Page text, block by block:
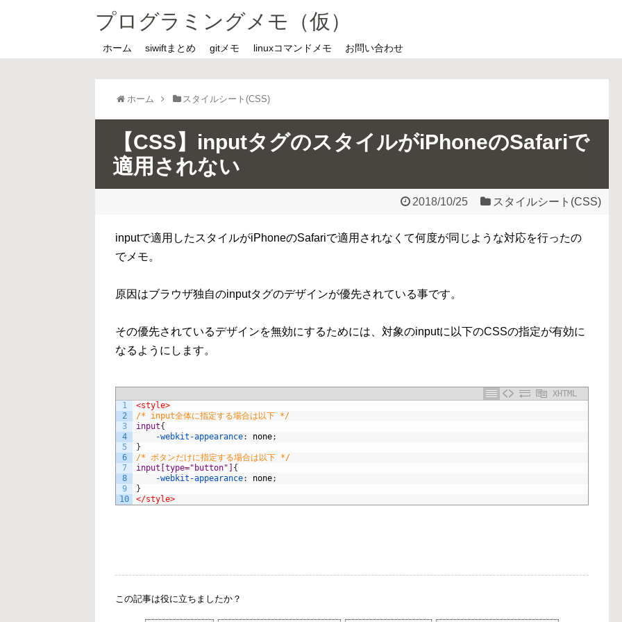
プログラミングメモ（仮）
ホーム siwiftまとめ gitメモ linuxコマンドメモ お問い合わせ
ホーム スタイルシート(CSS)
【CSS】inputタグのスタイルがiPhoneのSafariで
適用されない
2018/10/25 スタイルシート(CSS)
inputで適用したスタイルがiPhoneのSafariで適用されなくて何度が同じような対応を行ったの
でメモ。
原因はブラウザ独自のinputタグのデザインが優先されている事です。
その優先されているデザインを無効にするためには、対象のinputに以下のCSSの指定が有効に
なるようにします。
XHTML
1
2
3
4
5
6
7
8
9
10
<style>
/* input全体に指定する場合は以下 */
input{
-webkit-appearance: none;
}
/* ボタンだけに指定する場合は以下 */
input[type="button"] {
-webkit-appearance: none;
}
</style>
この記事は役に立ちましたか？